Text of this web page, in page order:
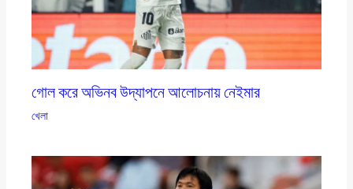
গোল করে অভিনব উদ্‌যাপনে আলোচনায় নেইমার
খেলা